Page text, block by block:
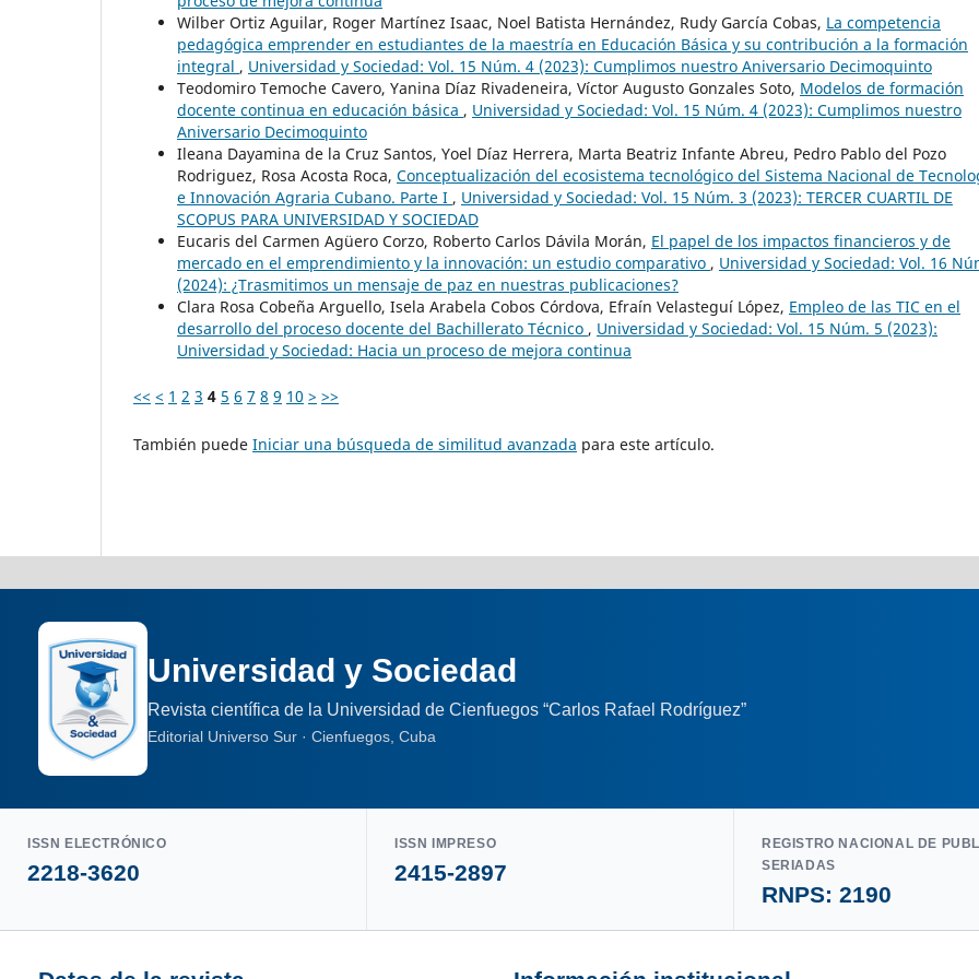
Wilber Ortiz Aguilar, Roger Martínez Isaac, Noel Batista Hernández, Rudy García Cobas, La competencia
pedagógica emprender en estudiantes de la maestría en Educación Básica y su contribución a la formación
integral , Universidad y Sociedad: Vol. 15 Núm. 4 (2023): Cumplimos nuestro Aniversario Decimoquinto
Teodomiro Temoche Cavero, Yanina Díaz Rivadeneira, Víctor Augusto Gonzales Soto, Modelos de formación
docente continua en educación básica , Universidad y Sociedad: Vol. 15 Núm. 4 (2023): Cumplimos nuestro
Aniversario Decimoquinto
Ileana Dayamina de la Cruz Santos, Yoel Díaz Herrera, Marta Beatriz Infante Abreu, Pedro Pablo del Pozo
Rodriguez, Rosa Acosta Roca, Conceptualización del ecosistema tecnológico del Sistema Nacional de
e Innovación Agraria Cubano. Parte I , Universidad y Sociedad: Vol. 15 Núm. 3 (2023): TERCER CUARTIL DE
SCOPUS PARA UNIVERSIDAD Y SOCIEDAD
Eucaris del Carmen Agüero Corzo, Roberto Carlos Dávila Morán, El papel de los impactos financieros y de
mercado en el emprendimiento y la innovación: un estudio comparativo , Universidad y Sociedad: Vol. 16
(2024): ¿Trasmitimos un mensaje de paz en nuestras publicaciones?
Clara Rosa Cobeña Arguello, Isela Arabela Cobos Córdova, Efraín Velasteguí López, Empleo de las TIC en el
desarrollo del proceso docente del Bachillerato Técnico , Universidad y Sociedad: Vol. 15 Núm. 5 (2023):
Universidad y Sociedad: Hacia un proceso de mejora continua
<< < 1 2 3 4 5 6 7 8 9 10 > >>
También puede Iniciar una búsqueda de similitud avanzada para este artículo.
Universidad y Sociedad
Revista científica de la Universidad de Cienfuegos “Carlos Rafael Rodríguez”
Editorial Universo Sur · Cienfuegos, Cuba
ISSN ELECTRÓNICO
2218-3620
ISSN IMPRESO
2415-2897
REGISTRO NACIONAL DE
SERIADAS
RNPS: 2190